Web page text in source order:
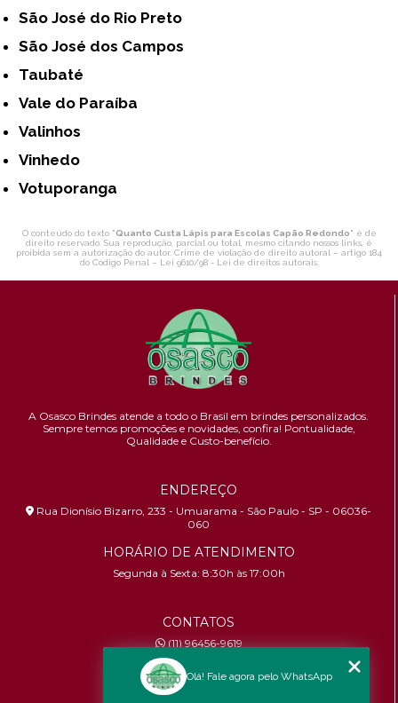
São José do Rio Preto
São José dos Campos
Taubaté
Vale do Paraíba
Valinhos
Vinhedo
Votuporanga
O conteúdo do texto "Quanto Custa Lápis para Escolas Capão Redondo" é de
direito reservado. Sua reprodução, parcial ou total, mesmo citando nossos links, é
proibida sem a autorização do autor. Crime de violação de direito autoral – artigo 184
do Código Penal – Lei 9610/98 - Lei de direitos autorais.
A Osasco Brindes atende a todo o Brasil em brindes personalizados.
Sempre temos promoções e novidades, confira! Pontualidade,
Qualidade e Custo-benefício.
ENDEREÇO
Rua Dionísio Bizarro, 233 - Umuarama - São Paulo - SP - 06036-
060
HORÁRIO DE ATENDIMENTO
Segunda à Sexta: 8:30h às 17:00h
CONTATOS
(11) 96456-9619
contato@osascobrindes.com.br
CNPJ:26.434.153/0001-30
Olá! Fale agora pelo WhatsApp